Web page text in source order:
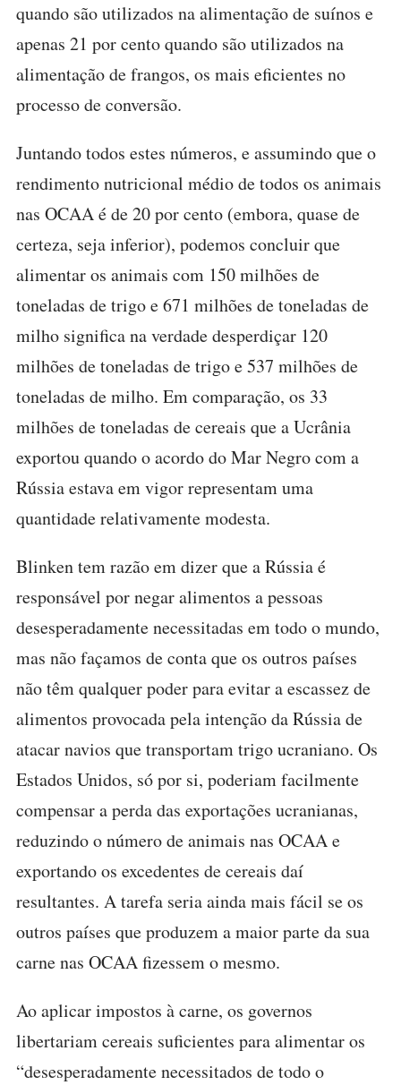
quando são utilizados na alimentação de suínos e
apenas 21 por cento quando são utilizados na
alimentação de frangos, os mais eficientes no
processo de conversão.
Juntando todos estes números, e assumindo que o
rendimento nutricional médio de todos os animais
nas OCAA é de 20 por cento (embora, quase de
certeza, seja inferior), podemos concluir que
alimentar os animais com 150 milhões de
toneladas de trigo e 671 milhões de toneladas de
milho significa na verdade desperdiçar 120
milhões de toneladas de trigo e 537 milhões de
toneladas de milho. Em comparação, os 33
milhões de toneladas de cereais que a Ucrânia
exportou quando o acordo do Mar Negro com a
Rússia estava em vigor representam uma
quantidade relativamente modesta.
Blinken tem razão em dizer que a Rússia é
responsável por negar alimentos a pessoas
desesperadamente necessitadas em todo o mundo,
mas não façamos de conta que os outros países
não têm qualquer poder para evitar a escassez de
alimentos provocada pela intenção da Rússia de
atacar navios que transportam trigo ucraniano. Os
Estados Unidos, só por si, poderiam facilmente
compensar a perda das exportações ucranianas,
reduzindo o número de animais nas OCAA e
exportando os excedentes de cereais daí
resultantes. A tarefa seria ainda mais fácil se os
outros países que produzem a maior parte da sua
carne nas OCAA fizessem o mesmo.
Ao aplicar impostos à carne, os governos
libertariam cereais suficientes para alimentar os
“desesperadamente necessitados de todo o